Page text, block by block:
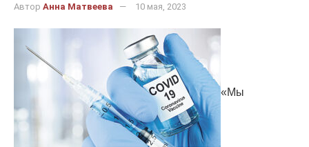
Автор Анна Матвеева 10 мая, 2023
«Мы